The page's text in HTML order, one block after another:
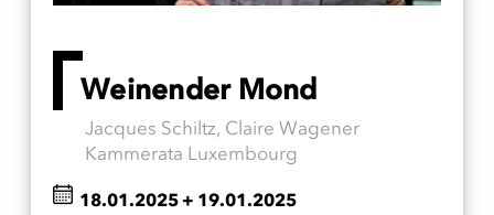
Weinender Mond
Jacques Schiltz, Claire Wagener
Kammerata Luxembourg
18.01.2025+ 19.01.2025